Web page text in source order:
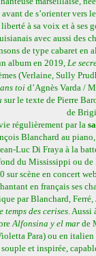
de s’orienter vers
liberté à sa voix et à ses
avec aussi des
de type cabaret en
album en 2019, Le
(Verlaine, Sully
toid’Agnès Varda /
sur le texte de Pierre
de
régulièrement par la
Blanchard au
Luc Di Fraya à la
du Mississippi ou de
sur scène en concert
en français ses
par Blanchard,
temps des cerises .
Alfonsina y el marde
Para) ou en
et inspirée,